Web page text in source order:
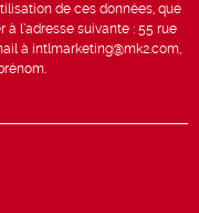
de ces données, que
l’adresse suivante : 55 rue
à intlmarketing@mk2.com,